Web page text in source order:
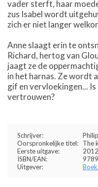
vader sterft, haar
zus Isabel wordt
zich er niet langer
Anne slaagt erin te
Richard, hertog van
jaagt ze de
in het harnas. Ze wordt
gif en vervloekingen... Is
vertrouwen?
Schrijver:
Oorspronkelijke titel:
The
Eerste uitgave:
2012
ISBN/EAN:
Uitgever: